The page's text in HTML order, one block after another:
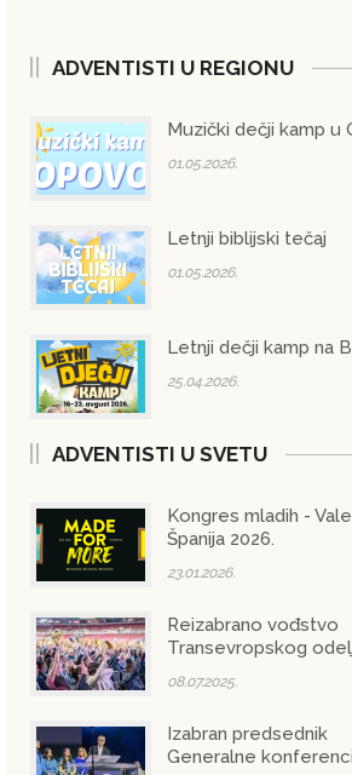
ADVENTISTI U REGIONU
Muzički dečji kamp u
01.05.2026.
Letnji biblijski tečaj
01.05.2026.
Letnji dečji kamp na
25.04.2026.
ADVENTISTI U SVETU
Kongres mladih -
Španija 2026.
23.01.2026.
Reizabrano vođstvo
Transevropskog
08.07.2025.
Izabran predsednik
Generalne